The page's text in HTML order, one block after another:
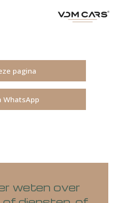
pagina
WhatsApp
weten over